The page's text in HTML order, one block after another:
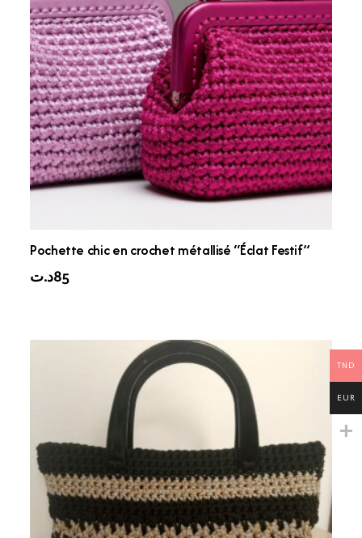
Pochette chic en crochet métallisé “Éclat Festif”
85د.ت
TND
EUR